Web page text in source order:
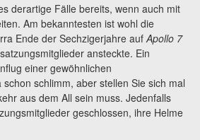
derartige Fälle bereits, wenn auch mit
Am bekanntesten ist wohl die
Ende der Sechzigerjahre auf Apollo 7
ansteckte. Ein
einer gewöhnlichen
schlimm, aber stellen Sie sich mal
aus dem All sein muss. Jedenfalls
geschlossen, ihre Helme